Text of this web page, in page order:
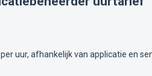
uur, afhankelijk van applicatie en